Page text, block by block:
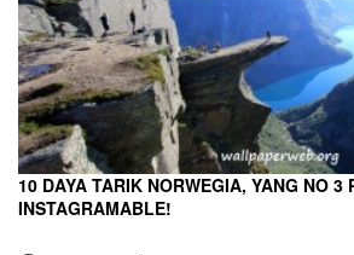
10 DAYA TARIK NORWEGIA, YANG NO 3
INSTAGRAMABLE!